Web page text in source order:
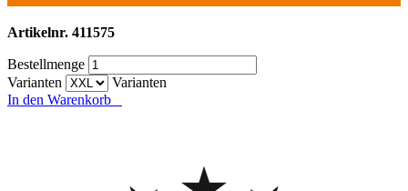
Artikelnr. 411575
Bestellmenge
Varianten
Varianten
In den Warenkorb